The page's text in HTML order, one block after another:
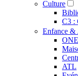
Culture
C3 :
Enfance &
ONE
ATL